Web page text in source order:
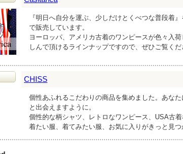
『明日へ自分を運ぶ、少しだけとくべつな普段着
で販売しています。
ヨーロッパ、アメリカ古着のワンピースが色々入
しんで頂けるラインナップですので、ぜひご覧くだ
CHISS
個性あふれるこだわりの商品を集めました。あな
と出会えますように。
個性的な柄シャツ、レトロなワンピース、USA古
着たい服、着てみたい服、お気に入りがきっと見つ